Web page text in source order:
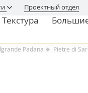
Проектный отдел
Текстура
Padana Pietre di